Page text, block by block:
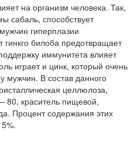
на организм человека. Так,
сабаль, способствует
гиперплазии
гинкго билоба предотвращает
иммунитета влияет
играет и цинк, который очень
мужчин. В состав данного
целлюлоза,
80, краситель пищевой,
Процент содержания этих